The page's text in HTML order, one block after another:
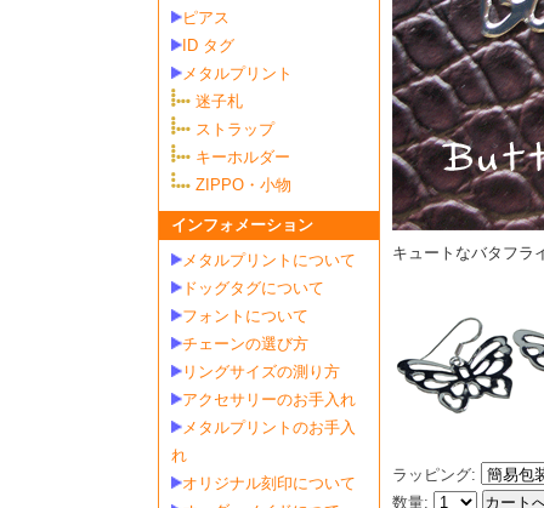
キュートなバタフラ
ラッピング:
数量:
ピアス
ID タグ
メタルプリント
迷子札
ストラップ
キーホルダー
ZIPPO・小物
インフォメーション
メタルプリントについて
ドッグタグについて
フォントについて
チェーンの選び方
リングサイズの測り方
アクセサリーのお手入れ
メタルプリントのお手入
れ
オリジナル刻印について